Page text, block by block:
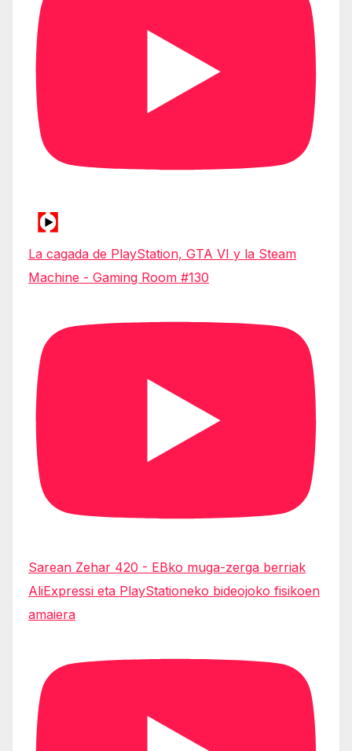
La cagada de PlayStation, GTA VI y la Steam
Machine - Gaming Room #130
Sarean Zehar 420 - EBko muga-zerga berriak
AliExpressi eta PlayStationeko bideojoko fisikoen
amaiera